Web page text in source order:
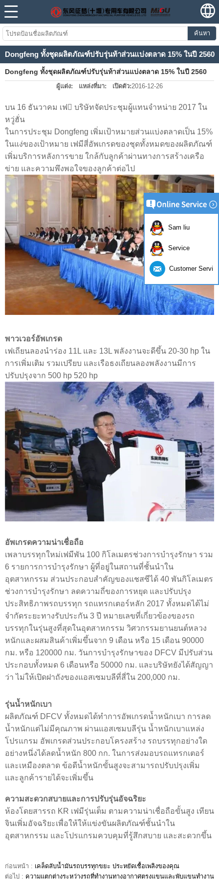
ค้นหา
Dongfeng ทั้งชุดผลิตภัณฑ์ปรับรุ่นท้าส่วนแบ่งตลาด 15% ในปี 2560
Dongfeng ทั้งชุดผลิตภัณฑ์ปรับรุ่นท้าส่วนแบ่งตลาด 15% ในปี 2560
ผู้แต่ง: แหล่งที่มา: เปิดตัว:2016-12-26
บน 16 ธันวาคม เฟ บริษัทจัดประชุมผู้แทนจำหน่าย 2017 ใน
หวู่ฮั่น
ในการประชุม Dongfeng เพิ่มเป้าหมายส่วนแบ่งตลาดเป็น 15%
ในแง่ของเป้าหมาย เฟมีสี่อัพเกรดของชุดทั้งหมดของผลิตภัณฑ์
เพิ่มบริการหลังการขาย ใกล้กับลูกค้าผ่านทางการสร้างเครือ
ข่าย และความพึงพอใจของลูกค้าต่อไป
พาวเวอร์อัพเกรด
เฟเถียนลองนำร่อง 11L และ 13L พลังงานจะดีขึ้น 20-30 hp ใน
การเพิ่มเติม รวมเปรียบ และเรือธงเถียนลองพลังงานมีการ
ปรับปรุงจาก 500 hp 520 hp
อัพเกรดความน่าเชื่อถือ
เพลาบรรทุกใหม่เฟมีพัน 100 กิโลเมตรช่วงการบำรุงรักษา รวม
6 รายการการบำรุงรักษา ผู้ที่อยู่ในสถานที่ชั้นนำใน
อุตสาหกรรม ส่วนประกอบสำคัญของแชสซีได้ 40 พันกิโลเมตร
ช่วงการบำรุงรักษา ลดความถี่ของการหยุด และปรับปรุง
ประสิทธิภาพรถบรรทุก รถแทรกเตอร์หลัก 2017 ทั้งหมดได้ไม่
จำกัดระยะทางรับประกัน 3 ปี หมายเลขที่เกี่ยวข้องของรถ
บรรทุกในรุ่นสูงที่สุดในอุตสาหกรรม วิศวกรรมยานยนต์หลวง
หนักและผสมสินค้าเพิ่มขึ้นจาก 9 เดือน หรือ 15 เดือน 90000
กม. หรือ 120000 กม. วันการบำรุงรักษาของ DFCV มีปรับส่วน
ประกอบทั้งหมด 6 เดือนหรือ 50000 กม. และบริษัทยังได้สัญญา
ว่า ไม่ให้เปิดฝาถังของแอสเซมบลีที่สี่ใน 200,000 กม.
รุ่นน้ำหนักเบา
ผลิตภัณฑ์ DFCV ทั้งหมดได้ทำการอัพเกรดน้ำหนักเบา การลด
น้ำหนักแต่ไม่มีคุณภาพ ผ่านแอสเซมบลีรุ่น น้ำหนักเบาแหล่ง
โปรแกรม อัพเกรดส่วนประกอบโครงสร้าง รถบรรทุกอย่างใด
อย่างหนึ่งได้ลดน้ำหนัก 800 กก. ในการส่งมอบรถแทรกเตอร์
และเหมืองตลาด ข้อดีน้ำหนักขั้นสูงจะสามารถปรับปรุงเพิ่ม
และลูกค้ารายได้จะเพิ่มขึ้น
ความสะดวกสบายและการปรับรุ่นอัจฉริยะ
ห้องโดยสารรถ KR เฟมีรุ่นเต็ม ตามความน่าเชื่อถือขั้นสูง เทียน
จินเพิ่มอัจฉริยะเพื่อให้ให้แข่งขันผลิตภัณฑ์ชั้นนำใน
อุตสาหกรรม และโปรแกรมควบคุมที่รู้สึกสบาย และสะดวกขึ้น
ก่อนหน้า : เคล็ดลับน้ำมันรถบรรทุกขยะ ประหยัดเชื้อเพลิงของคุณ
ต่อไป : ความแตกต่างระหว่างรถที่ทำงานทางอากาศตรงแขนและพับแขนทำงาน
Sam liu
Service
Customer